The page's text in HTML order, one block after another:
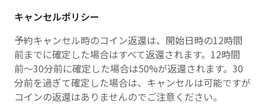
・ジムエリアをご利用の場合、ご予約時間の5分前から
入館可能です。
【ご来店方法】
・ご到着後、受付スタッフへ「FitFits経由でのご来
店」である旨をお伝えください。
キャンセルポリシー
予約キャンセル時のコイン返還は、開始日時の12時間
前までに確定した場合はすべて返還されます。12時間
前〜30分前に確定した場合は50%が返還されます。30
分前を過ぎて確定した場合は、キャンセルは可能ですが
コインの返還はありませんのでご注意ください。